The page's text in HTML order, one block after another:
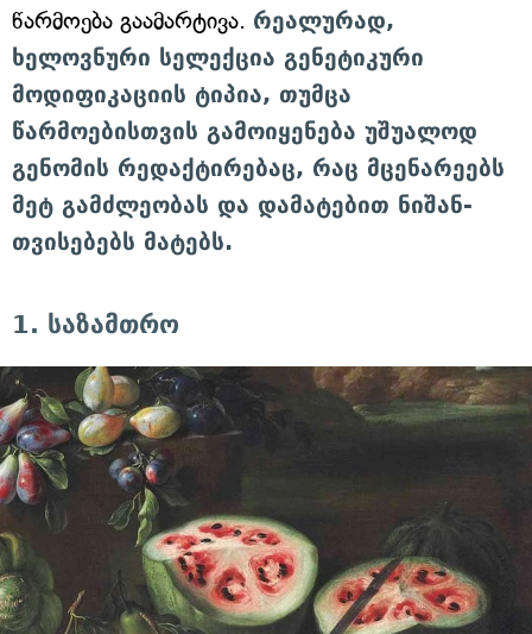
წარმოება გაამარტივა. რეალურად,
ხელოვნური სელექცია გენეტიკური
მოდიფიკაციის ტიპია, თუმცა
წარმოებისთვის გამოიყენება უშუალოდ
გენომის რედაქტირებაც, რაც მცენარეებს
მეტ გამძლეობას და დამატებით ნიშან-
თვისებებს მატებს.
1. საზამთრო